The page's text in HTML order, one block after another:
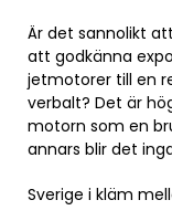
Är det sannolikt
att godkänna
jetmotorer till en
verbalt? Det är
motorn som en
annars blir det
Sverige i kläm